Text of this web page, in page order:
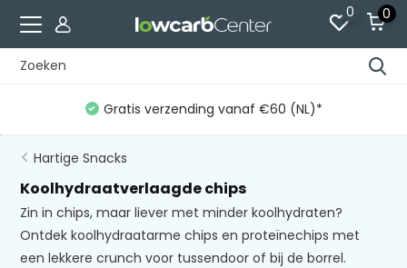
0 0
Gratis verzending vanaf €60 (NL)*
Hartige Snacks
Koolhydraatverlaagde chips
Zin in chips, maar liever met minder koolhydraten?
Ontdek koolhydraatarme chips en proteïnechips met
een lekkere crunch voor tussendoor of bij de borrel.